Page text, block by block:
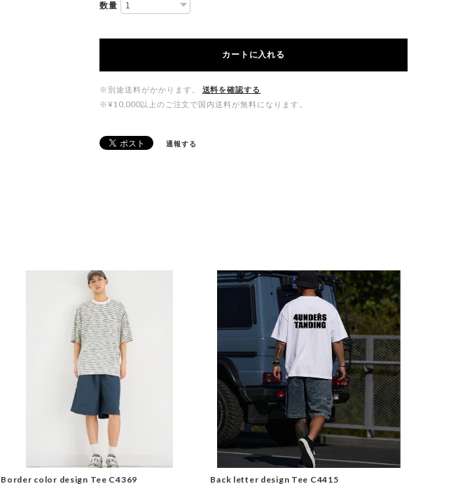
数量
カートに入れる
※別途送料がかかります。
送料を確認する
※¥10,000以上のご注文で国内送料が無料になります。
通報する
Border color design Tee C4369
Back letter design Tee C4415